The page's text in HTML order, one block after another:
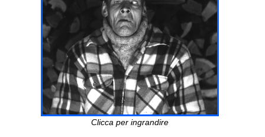
Clicca per ingrandire